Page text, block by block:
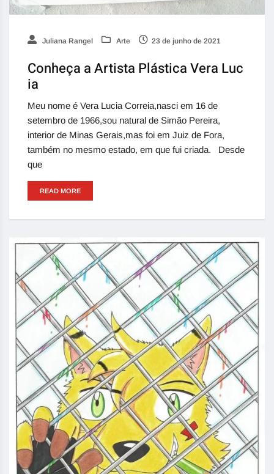
Juliana Rangel Arte 23 de junho de 2021
Conheça a Artista Plástica Vera Luc
ia
Meu nome é Vera Lucia Correia,nasci em 16 de
setembro de 1966,sou natural de Simão Pereira,
interior de Minas Gerais,mas foi em Juiz de Fora,
também no mesmo estado, em que fui criada. Desde
que
READ MORE